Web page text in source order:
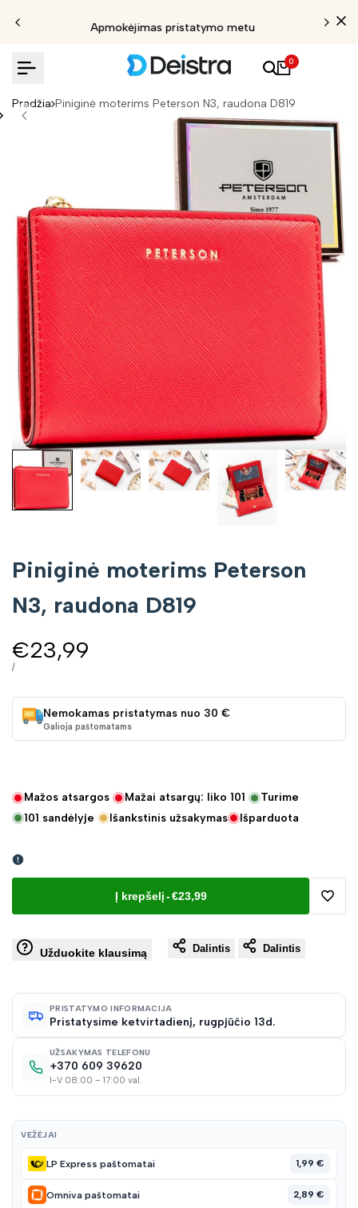
Apmokėjimas pristatymo metu
0
Pradžia Piniginė moterims Peterson N3, raudona D819
Piniginė moterims Peterson
N3, raudona D819
Pardavimo
kaina
€23,99
VIENETO
/
Nemokamas pristatymas nuo 30 €
Galioja paštomatams
Mažos atsargos Mažai atsargų: liko 101
Turime
101 sandėlyje Išankstinis užsakymas Išparduota
Į krepšelį-€23,99
Užduokite klausimą Dalintis Dalintis
PRISTATYMO INFORMACIJA
Pristatysime ketvirtadienį, rugpjūčio 13d.
UŽSAKYMAS TELEFONU
+370 609 39620
I-V 08:00 – 17:00 val.
VEŽĖJAI
LP Express paštomatai 1,99 €
Omniva paštomatai 2,89 €